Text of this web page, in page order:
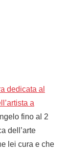
dedicata al
a
fino al 2
dell’arte
lei cura e che